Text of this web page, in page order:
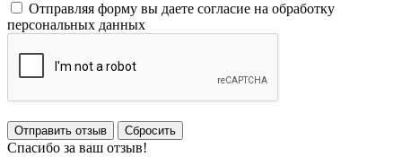
Отправляя форму вы даете согласие на обработку
персональных данных
Отправить отзыв Сбросить
Спасибо за ваш отзыв!